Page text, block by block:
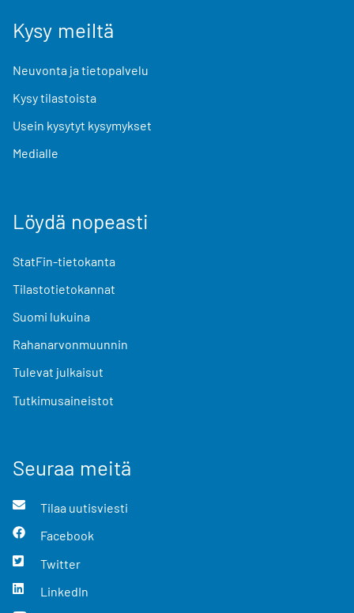
Kysy meiltä
Neuvonta ja tietopalvelu
Kysy tilastoista
Usein kysytyt kysymykset
Medialle
Löydä nopeasti
StatFin-tietokanta
Tilastotietokannat
Suomi lukuina
Rahanarvonmuunnin
Tulevat julkaisut
Tutkimusaineistot
Seuraa meitä
Tilaa uutisviesti
Facebook
Twitter
LinkedIn